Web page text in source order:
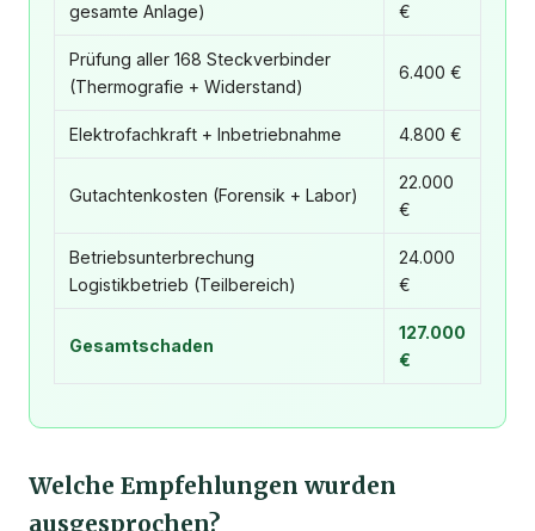
gesamte Anlage)
€
Prüfung aller 168 Steckverbinder
(Thermografie + Widerstand)
6.400 €
Elektrofachkraft + Inbetriebnahme 4.800 €
Gutachtenkosten (Forensik + Labor)
22.000
€
Betriebsunterbrechung
Logistikbetrieb (Teilbereich)
24.000
€
Gesamtschaden
127.000
€
Welche Empfehlungen wurden
ausgesprochen?